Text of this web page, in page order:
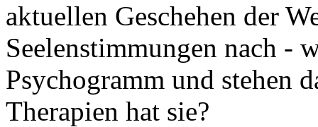
aktuellen Geschehen der
Seelenstimmungen nach -
Psychogramm und stehen
Therapien hat sie?